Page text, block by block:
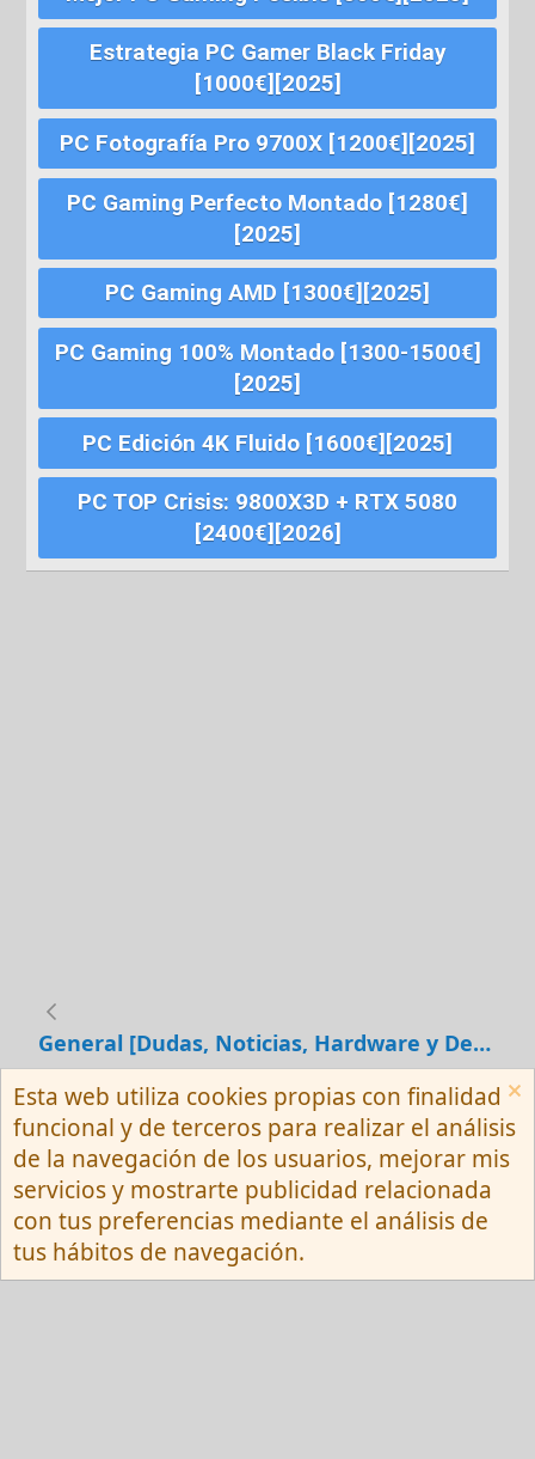
Estrategia PC Gamer Black Friday
[1000€][2025]
PC Fotografía Pro 9700X [1200€][2025]
PC Gaming Perfecto Montado [1280€]
[2025]
PC Gaming AMD [1300€][2025]
PC Gaming 100% Montado [1300-1500€]
[2025]
PC Edición 4K Fluido [1600€][2025]
PC TOP Crisis: 9800X3D + RTX 5080
[2400€][2026]
General [Dudas, Noticias, Hardware y Debates]
Español (Neutro) Tu
Contactarnos
Términos y reglas
Privacy policy
Ayuda
R
S
S
Community platform by XenForo ® © 2010-
2026 XenForo Ltd.
Esta web utiliza cookies propias con finalidad
funcional y de terceros para realizar el análisis
de la navegación de los usuarios, mejorar mis
servicios y mostrarte publicidad relacionada
con tus preferencias mediante el análisis de
tus hábitos de navegación.